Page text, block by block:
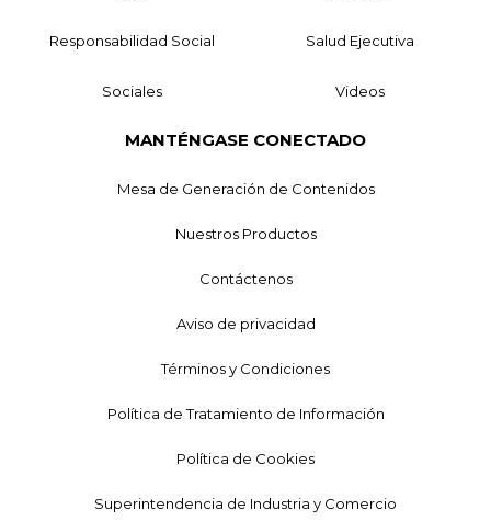
Responsabilidad Social Salud Ejecutiva
Sociales Videos
MANTÉNGASE CONECTADO
Mesa de Generación de Contenidos
Nuestros Productos
Contáctenos
Aviso de privacidad
Términos y Condiciones
Política de Tratamiento de Información
Política de Cookies
Superintendencia de Industria y Comercio